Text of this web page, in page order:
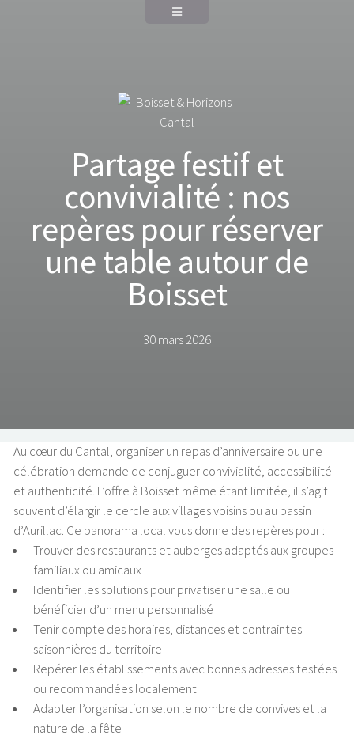
Partage festif et
convivialité : nos
repères pour réserver
une table autour de
Boisset
30 mars 2026
Au cœur du Cantal, organiser un repas d’anniversaire ou une
célébration demande de conjuguer convivialité, accessibilité
et authenticité. L’offre à Boisset même étant limitée, il s’agit
souvent d’élargir le cercle aux villages voisins ou au bassin
d’Aurillac. Ce panorama local vous donne des repères pour :
Trouver des restaurants et auberges adaptés aux groupes
familiaux ou amicaux
Identifier les solutions pour privatiser une salle ou
bénéficier d’un menu personnalisé
Tenir compte des horaires, distances et contraintes
saisonnières du territoire
Repérer les établissements avec bonnes adresses testées
ou recommandées localement
Adapter l’organisation selon le nombre de convives et la
nature de la fête